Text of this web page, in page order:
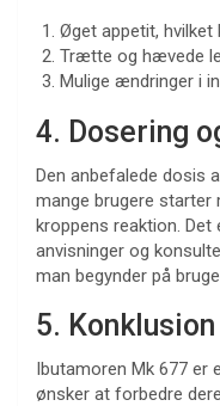
Øget appetit,
Trætte og hævede
Mulige ændringer i
4. Dosering
Den anbefalede dosis
mange brugere starter
kroppens reaktion.
anvisninger og
man begynder på
5. Konklusion
Ibutamoren Mk 677 er
ønsker at forbedre